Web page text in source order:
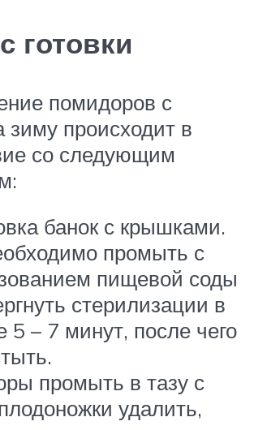
готовки
помидоров с
зиму происходит в
со следующим
банок с крышками.
промыть с
пищевой соды
стерилизации в
5 – 7 минут, после чего
промыть в тазу с
удалить,